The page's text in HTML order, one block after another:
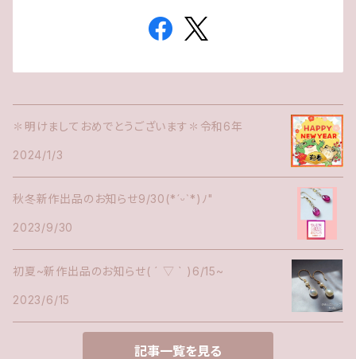
✽明けましておめでとうございます✽令和6年
2024/1/3
秋冬新作出品のお知らせ9/30(*ˊᵕˋ*)ﾉ"
2023/9/30
初夏~新作出品のお知らせ( ´ ▽ ` )6/15~
2023/6/15
記事一覧を見る